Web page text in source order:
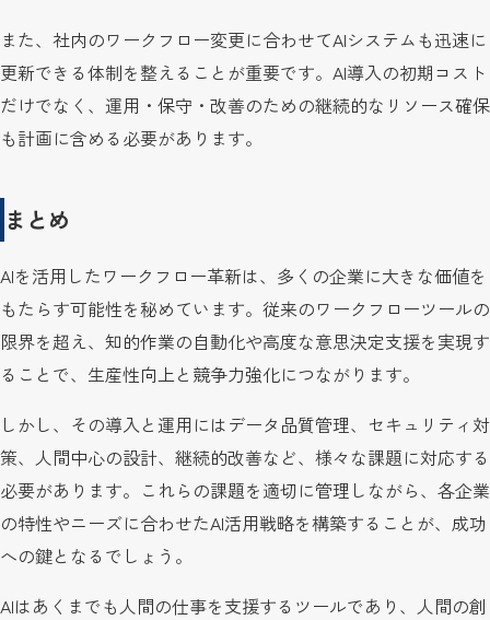
また、社内のワークフロー変更に合わせてAIシステムも迅速に
更新できる体制を整えることが重要です。AI導入の初期コスト
だけでなく、運用・保守・改善のための継続的なリソース確保
も計画に含める必要があります。
まとめ
AIを活用したワークフロー革新は、多くの企業に大きな価値を
もたらす可能性を秘めています。従来のワークフローツールの
限界を超え、知的作業の自動化や高度な意思決定支援を実現す
ることで、生産性向上と競争力強化につながります。
しかし、その導入と運用にはデータ品質管理、セキュリティ対
策、人間中心の設計、継続的改善など、様々な課題に対応する
必要があります。これらの課題を適切に管理しながら、各企業
の特性やニーズに合わせたAI活用戦略を構築することが、成功
への鍵となるでしょう。
AIはあくまでも人間の仕事を支援するツールであり、人間の創